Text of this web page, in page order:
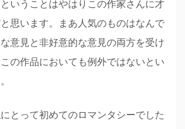
いうことはやはりこの作家さんに才
思います。まあ人気のものはなんで
意見と非好意的な意見の両方を受け
の作品においても例外ではないとい
とって初めてのロマンタシーでした